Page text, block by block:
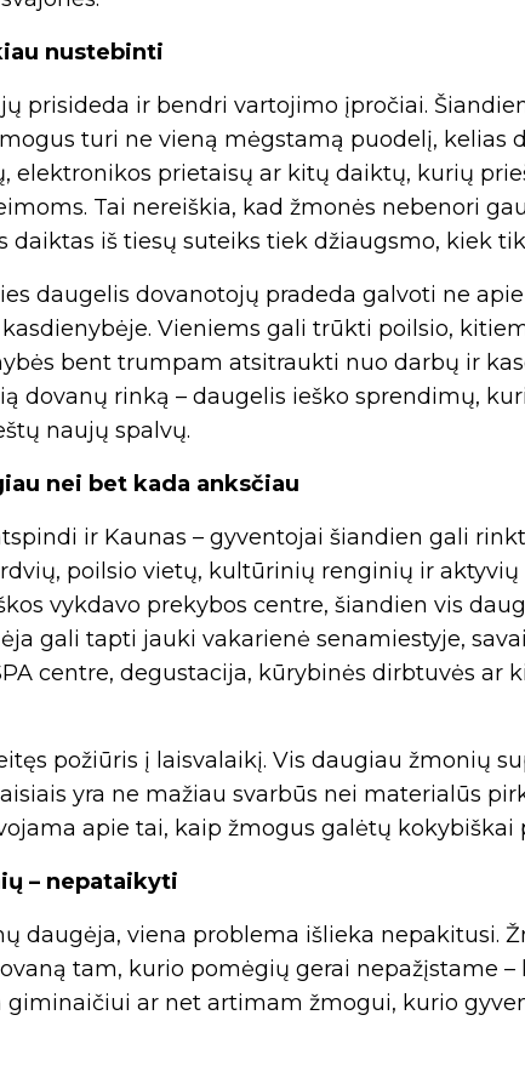
nustebinti
prisideda ir bendri vartojimo įpročiai.
turi ne vieną mėgstamą puodelį, kelias
elektronikos prietaisų ar kitų daiktų, kurių
Tai nereiškia, kad žmonės nebenori
daiktas iš tiesų suteiks tiek džiaugsmo, kiek
daugelis dovanotojų pradeda galvoti ne
Vieniems gali trūkti poilsio,
bent trumpam atsitraukti nuo darbų ir
dovanų rinką – daugelis ieško sprendimų,
naujų spalvų.
nei bet kada anksčiau
ir Kaunas – gyventojai šiandien gali
poilsio vietų, kultūrinių renginių ir
vykdavo prekybos centre, šiandien vis
gali tapti jauki vakarienė senamiestyje,
centre, degustacija, kūrybinės dirbtuvės ar
požiūris į laisvalaikį. Vis daugiau žmonių
yra ne mažiau svarbūs nei materialūs
apie tai, kaip žmogus galėtų kokybiškai
– nepataikyti
daugėja, viena problema išlieka nepakitusi.
tam, kurio pomėgių gerai nepažįstame –
ar net artimam žmogui, kurio